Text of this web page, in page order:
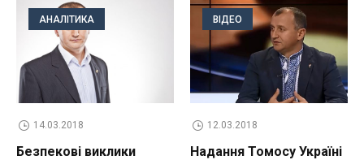
АНАЛІТИКА
14.03.2018
Безпекові виклики
ВІДЕО
12.03.2018
Надання Томосу Україні